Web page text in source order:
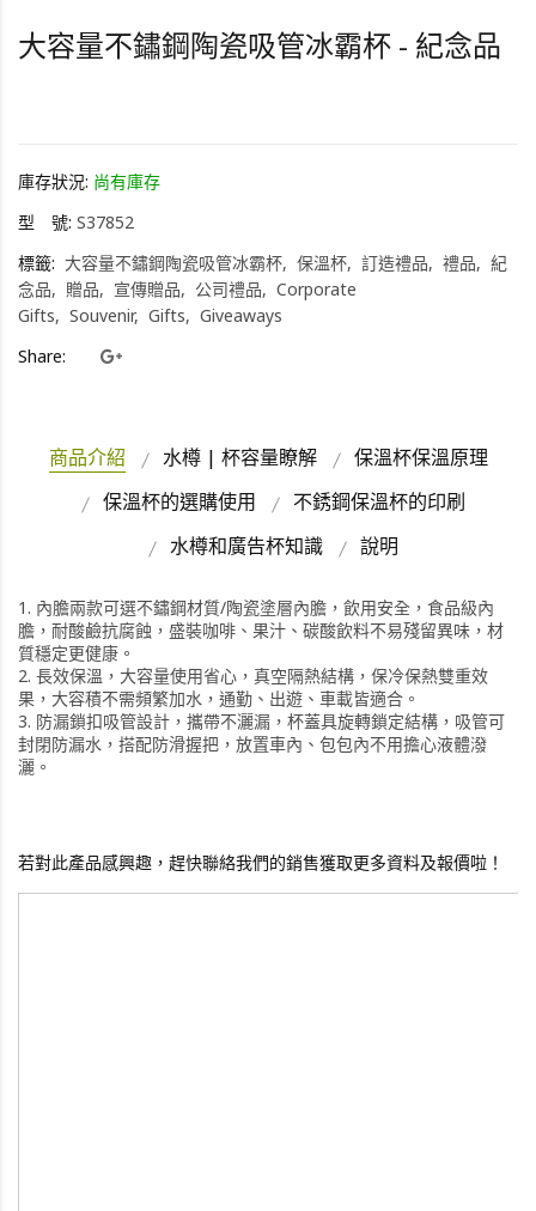
大容量不鏽鋼陶瓷吸管冰霸杯 - 紀念品
庫存狀況: 尚有庫存
型 號: S37852
標籤: 大容量不鏽鋼陶瓷吸管冰霸杯 保溫杯 訂造禮品 禮品
紀
念品
贈品 宣傳贈品 公司禮品
Corporate
Gifts
Souvenir Gifts
Giveaways
Share:
商品介紹 水樽 | 杯容量瞭解
保溫杯保溫原理
保溫杯的選購使用
不銹鋼保溫杯的印刷
水樽和廣告杯知識
說明
1. 內膽兩款可選不鏽鋼材質/陶瓷塗層內膽，飲用安全，食品級內
膽，耐酸鹼抗腐蝕，盛裝咖啡、果汁、碳酸飲料不易殘留異味，材
質穩定更健康。
2. 長效保溫，大容量使用省心，真空隔熱結構，保冷保熱雙重效
果，大容積不需頻繁加水，通勤、出遊、車載皆適合。
3. 防漏鎖扣吸管設計，攜帶不灑漏，杯蓋具旋轉鎖定結構，吸管可
封閉防漏水，搭配防滑握把，放置車內、包包內不用擔心液體潑
灑。
若對此產品感興趣，趕快聯絡我們的銷售獲取更多資料及報價啦！